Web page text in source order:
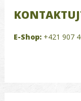
E-Shop: +421 907